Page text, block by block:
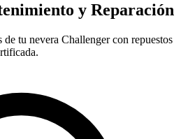
y Reparación
de tu nevera Challenger con repuestos